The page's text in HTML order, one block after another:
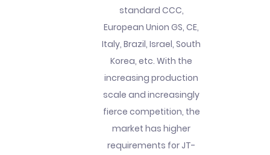
standard CCC,
European Union GS, CE,
Italy, Brazil, Israel, South
Korea, etc. With the
increasing production
scale and increasingly
fierce competition, the
market has higher
requirements for JT-